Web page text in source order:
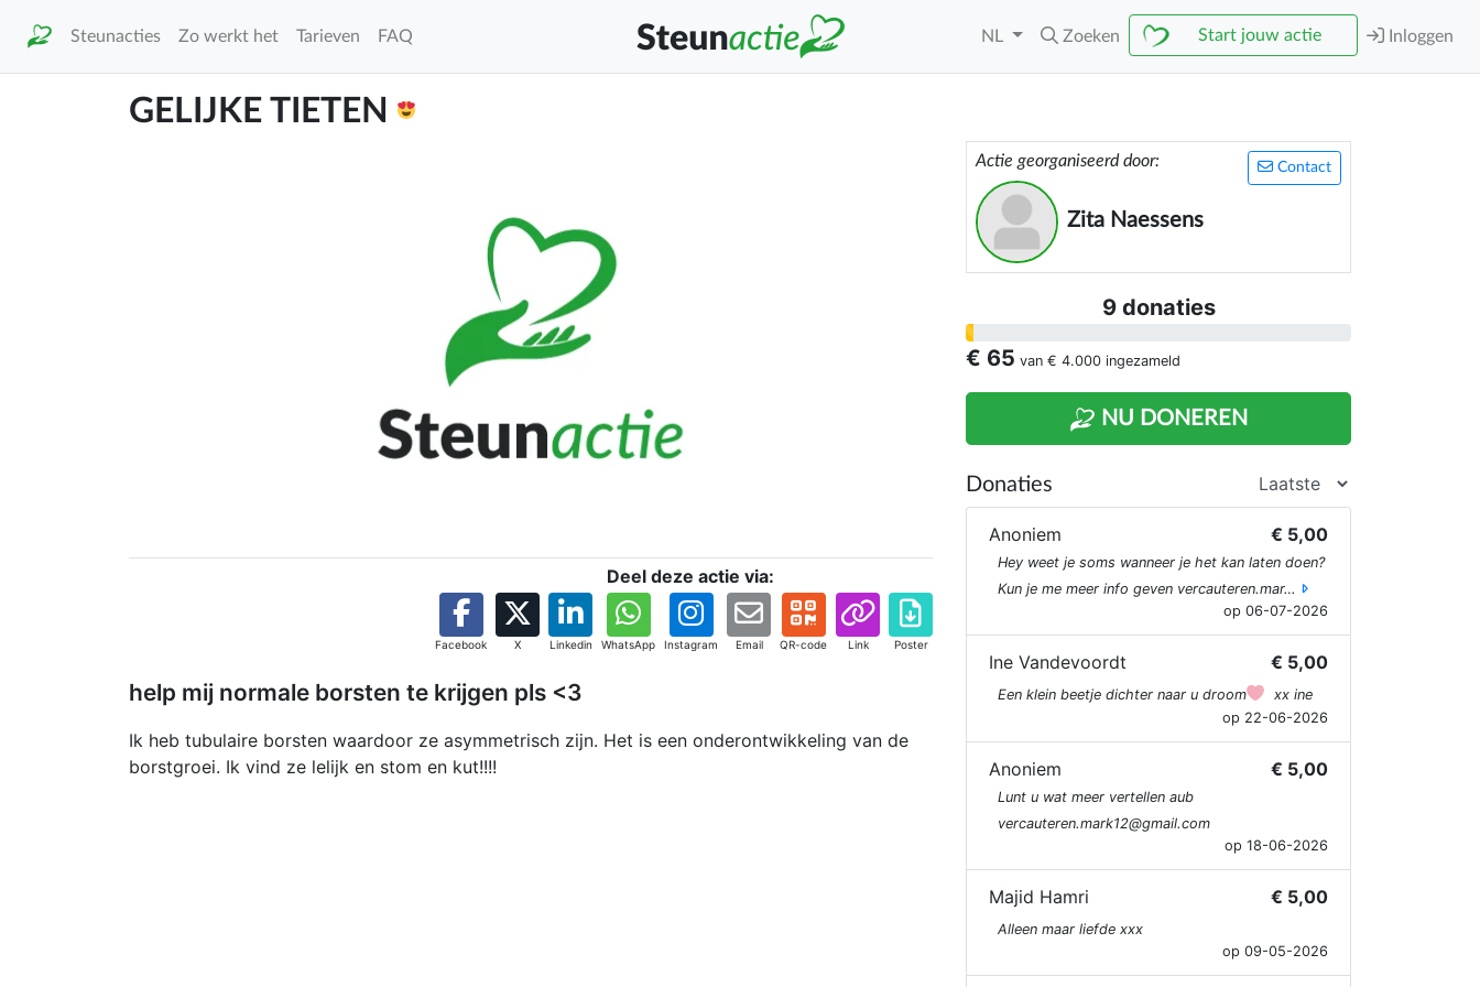
Steunacties Zo werkt het Tarieven FAQ NL Zoeken Start jouw actie Inloggen
GELIJKE TIETEN
Deel deze actie via:
Facebook X Linkedin WhatsApp Instagram Email QR-code Link Poster
help mij normale borsten te krijgen pls <3
Ik heb tubulaire borsten waardoor ze asymmetrisch zijn. Het is een onderontwikkeling van de
borstgroei. Ik vind ze lelijk en stom en kut!!!!
Contact
Actie georganiseerd door:
Zita Naessens
9 donaties
€ 65 van € 4.000 ingezameld
NU DONEREN
Donaties
Anoniem € 5,00
Hey weet je soms wanneer je het kan laten doen?
Kun je me meer info geven vercauteren.mar…
op 06-07-2026
Ine Vandevoordt € 5,00
Een klein beetje dichter naar u droom
xx ine
op 22-06-2026
Anoniem € 5,00
Lunt u wat meer vertellen aub
vercauteren.mark12@gmail.com
op 18-06-2026
Majid Hamri € 5,00
Alleen maar liefde xxx
op 09-05-2026